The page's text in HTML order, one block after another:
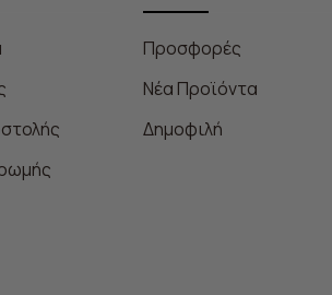
Προσφορές
Νέα Προϊόντα
Δημοφιλή